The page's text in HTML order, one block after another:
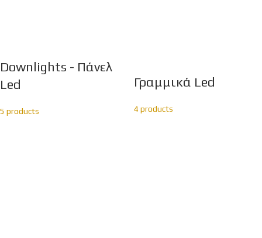
Downlights - Πάνελ
Led
5 products
Γραμμικά Led
4 products